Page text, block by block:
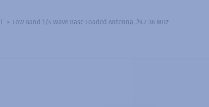
Low Band 1/4 Wave Base Loaded Antenna, 29.7-36 MHz